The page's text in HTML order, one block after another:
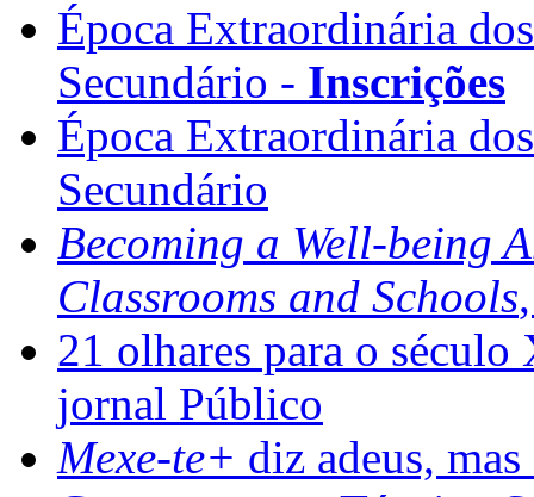
Época Extraordinária
Secundário - Inscrições
Época Extraordinária
Secundário
Becoming a Well-being
Classrooms and Schools
21 olhares para o
jornal Público
Mexe-te+ diz adeus,